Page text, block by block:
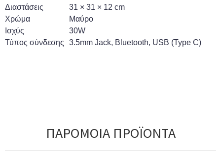
Διαστάσεις
31 × 31 × 12 cm
Χρώμα
Μαύρο
Ισχύς
30W
Τύπος σύνδεσης
3.5mm Jack, Bluetooth, USB (Type C)
ΠΑΡΟΜΟΙΑ ΠΡΟΪΟΝΤΑ